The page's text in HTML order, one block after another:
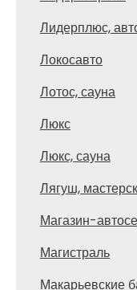
Лидерплюс,
Локосавто
Лотос, сауна
Люкс
Люкс, сауна
Лягуш,
Магазин-
Магистраль
Макарьевские